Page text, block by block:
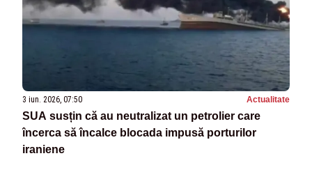
3 iun. 2026, 07:50 Actualitate
SUA susțin că au neutralizat un petrolier care
încerca să încalce blocada impusă porturilor
iraniene